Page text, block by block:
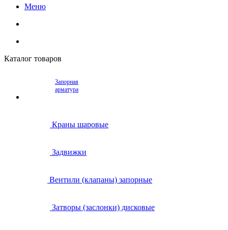
Меню
Каталог товаров
Запорная
арматура
Краны шаровые
Задвижки
Вентили (клапаны) запорные
Затворы (заслонки) дисковые